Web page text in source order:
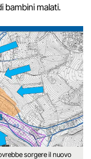
bambini malati.
sorgere il nuovo